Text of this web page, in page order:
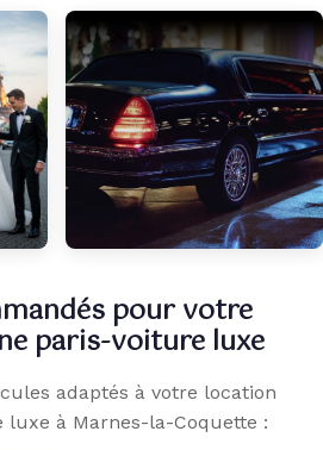
pour votre
paris-voiture luxe
adaptés à votre location
à Marnes-la-Coquette :